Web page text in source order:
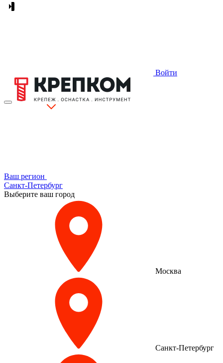
Войти
Ваш регион
Санкт-Петербург
Выберите ваш город
Москва
Санкт-Петербург